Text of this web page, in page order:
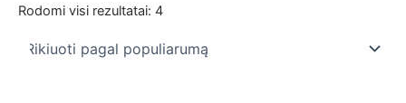
Rodomi visi rezultatai: 4Rūšiuojama pagal populiarumą